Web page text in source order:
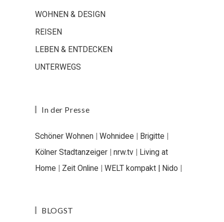
WOHNEN & DESIGN
REISEN
LEBEN & ENTDECKEN
UNTERWEGS
In der Presse
Schöner Wohnen | Wohnidee | Brigitte |
Kölner Stadtanzeiger | nrw.tv | Living at
Home | Zeit Online | WELT kompakt | Nido |
BLOGST